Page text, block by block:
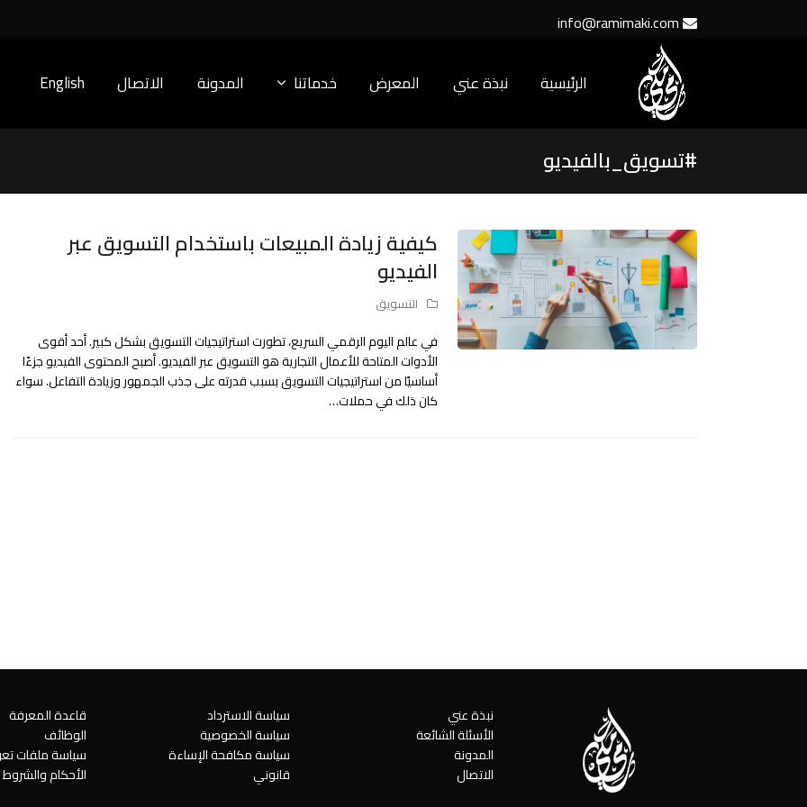
info@ramimaki.com
الرئيسية نبذة عني المعرض خدماتنا المدونة الاتصال English
#تسويق_بالفيديو
كيفية زيادة المبيعات باستخدام التسويق عبر
الفيديو
التسويق
في عالم اليوم الرقمي السريع، تطورت استراتيجيات التسويق بشكل كبير. أحد أقوى
الأدوات المتاحة للأعمال التجارية هو التسويق عبر الفيديو. أصبح المحتوى الفيديو جزءًا
أساسيًا من استراتيجيات التسويق بسبب قدرته على جذب الجمهور وزيادة التفاعل. سواء
كان ذلك في حملات…
نبذة عني
الأسئلة الشائعة
المدونة
الاتصال
سياسة الاسترداد
سياسة الخصوصية
سياسة مكافحة الإساءة
قانوني
قاعدة المعرفة
الوظائف
سياسة ملفات
الأحكام والشروط